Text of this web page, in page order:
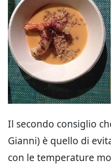
Il secondo consiglio
Gianni) è quello di
con le temperature